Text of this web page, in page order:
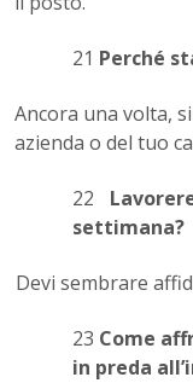
21 Perché
Ancora una volta,
azienda o del tuo
22
settimana?
Devi sembrare
23 Come
in preda